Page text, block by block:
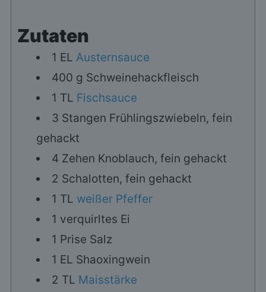
Zutaten
1 EL Austernsauce
400 g Schweinehackfleisch
1 TL Fischsauce
3 Stangen Frühlingszwiebeln, fein
gehackt
4 Zehen Knoblauch, fein gehackt
2 Schalotten, fein gehackt
1 TL weißer Pfeffer
1 verquirltes Ei
1 Prise Salz
1 EL Shaoxingwein
2 TL Maisstärke